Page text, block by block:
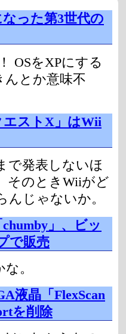
った第3世代の
OSをXPにする
んとか意味不
エストX」はWii
で発表しないほ
そのときWiiがど
んじゃないか。
」、ビッ
で販売
。
液晶「FlexScan
を削除